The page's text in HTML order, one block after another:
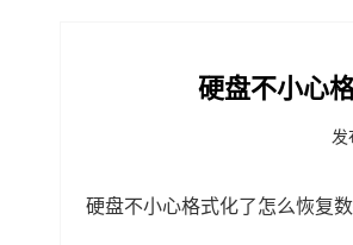
硬盘不小心
发
硬盘不小心格式化了怎么恢复数